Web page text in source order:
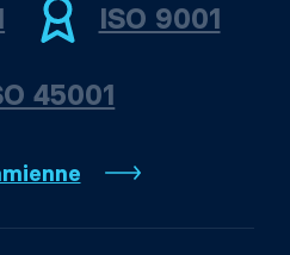
ISO 9001
45001